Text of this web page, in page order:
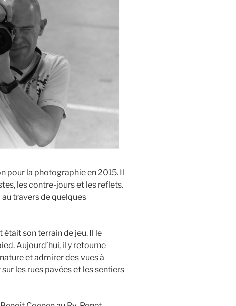
pour la photographie en 2015. Il
les contre-jours et les reflets.
travers de quelques
était son terrain de jeu. Il le
Aujourd’hui, il y retourne
et admirer des vues à
les rues pavées et les sentiers